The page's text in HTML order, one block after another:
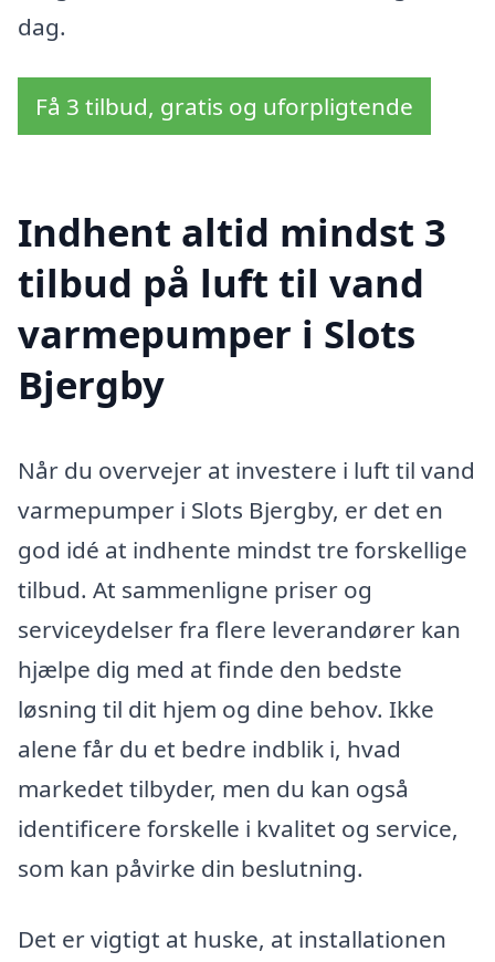
dag.
Få 3 tilbud, gratis og uforpligtende
Indhent altid mindst 3
tilbud på luft til vand
varmepumper i Slots
Bjergby
Når du overvejer at investere i luft til vand
varmepumper i Slots Bjergby, er det en
god idé at indhente mindst tre forskellige
tilbud. At sammenligne priser og
serviceydelser fra flere leverandører kan
hjælpe dig med at finde den bedste
løsning til dit hjem og dine behov. Ikke
alene får du et bedre indblik i, hvad
markedet tilbyder, men du kan også
identificere forskelle i kvalitet og service,
som kan påvirke din beslutning.
Det er vigtigt at huske, at installationen